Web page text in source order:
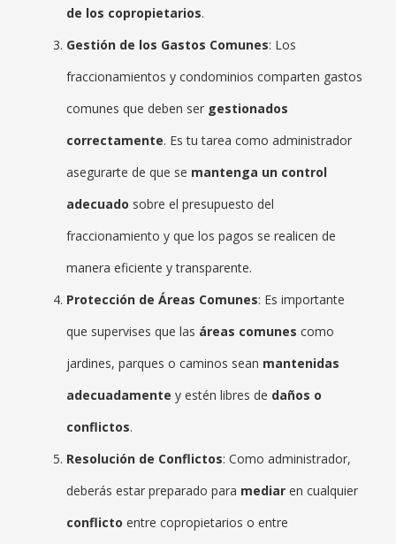
de los copropietarios.
Gestión de los Gastos Comunes: Los
fraccionamientos y condominios comparten gastos
comunes que deben ser gestionados
correctamente. Es tu tarea como administrador
asegurarte de que se mantenga un control
adecuado sobre el presupuesto del
fraccionamiento y que los pagos se realicen de
manera eficiente y transparente.
Protección de Áreas Comunes: Es importante
que supervises que las áreas comunes como
jardines, parques o caminos sean mantenidas
adecuadamente y estén libres de daños o
conflictos.
Resolución de Conflictos: Como administrador,
deberás estar preparado para mediaren cualquier
conflicto entre copropietarios o entre